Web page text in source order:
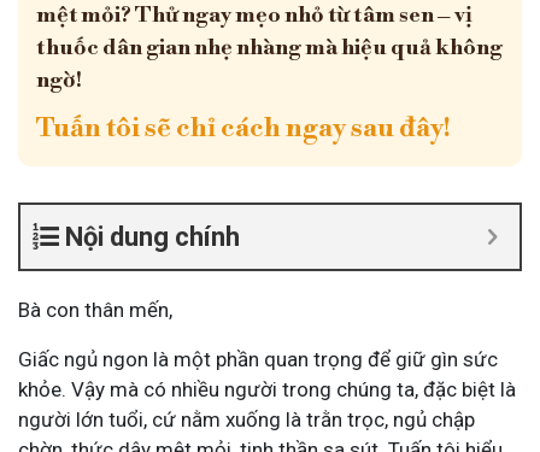
mệt mỏi? Thử ngay mẹo nhỏ từ tâm sen – vị
thuốc dân gian nhẹ nhàng mà hiệu quả không
ngờ!
Tuấn tôi sẽ chỉ cách ngay sau đây!
Nội dung chính
Bà con thân mến,
Giấc ngủ ngon là một phần quan trọng để giữ gìn sức
khỏe. Vậy mà có nhiều người trong chúng ta, đặc biệt là
người lớn tuổi, cứ nằm xuống là trằn trọc, ngủ chập